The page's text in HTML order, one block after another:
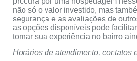
não só o valor investido, mas
segurança e as avaliações de
as opções disponíveis pode
tornar sua experiência no bairro
Horários de atendimento, contatos